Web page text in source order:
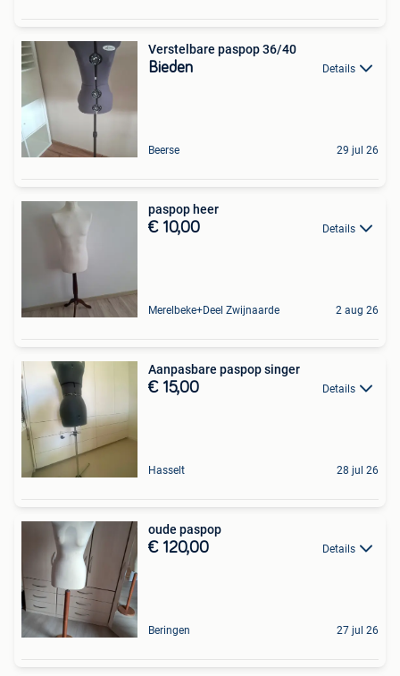
Verstelbare paspop 36/40
Bieden Details
Beerse 29 jul 26
paspop heer
€ 10,00 Details
Merelbeke+Deel Zwijnaarde 2 aug 26
Aanpasbare paspop singer
€ 15,00 Details
Hasselt 28 jul 26
oude paspop
€ 120,00 Details
Beringen 27 jul 26